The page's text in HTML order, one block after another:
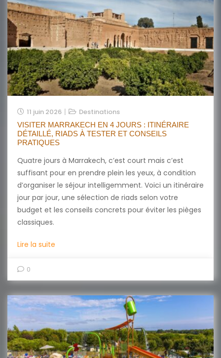
11 juin 2026 Destinations
VISITER MARRAKECH EN 4 JOURS : ITINÉRAIRE
DÉTAILLÉ, RIADS À TESTER ET CONSEILS
PRATIQUES
Quatre jours à Marrakech, c’est court mais c’est
suffisant pour en prendre plein les yeux, à condition
d’organiser le séjour intelligemment. Voici un itinéraire
jour par jour, une sélection de riads selon votre
budget et les conseils concrets pour éviter les pièges
classiques.
Lire la suite
0